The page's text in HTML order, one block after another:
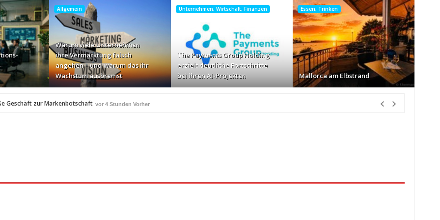
Allgemein
Warum viele Unternehmen
ihre Vermarktung falsch
angehen – und warum das ihr
Wachstum ausbremst
Unternehmen, Wirtschaft, Finanzen
The Payments Group Holding
erzielt deutliche Fortschritte
bei ihren AI-Projekten
Essen, Trinken
Mallorca am Elbstrand
Geschäft zur Markenbotschaft vor 4 Stunden Vorher
AI-Projekten
Bayerischen Bio-Erlebnistagen